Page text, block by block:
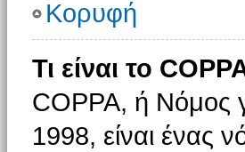
Κορυφή
Τι είναι το
COPPA, ή Νόμος
1998, είναι ένας